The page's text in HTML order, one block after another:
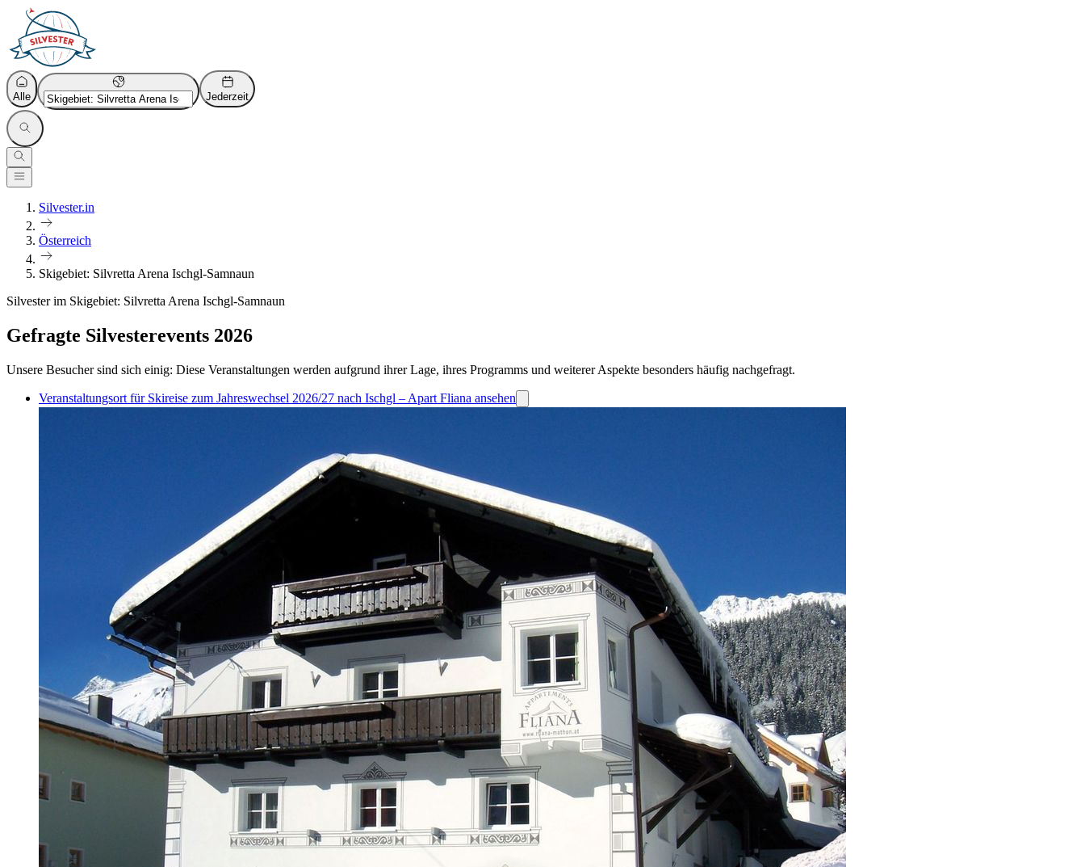
Alle Jederzeit
Silvester.in
Österreich
Skigebiet: Silvretta Arena Ischgl-Samnaun
Silvester im Skigebiet: Silvretta Arena Ischgl-Samnaun
Gefragte Silvesterevents 2026
Unsere Besucher sind sich einig: Diese Veranstaltungen werden aufgrund ihrer Lage, ihres Programms und weiterer Aspekte besonders häufig nachgefragt.
Veranstaltungsort für Skireise zum Jahreswechsel 2026/27 nach Ischgl – Apart Fliana ansehen